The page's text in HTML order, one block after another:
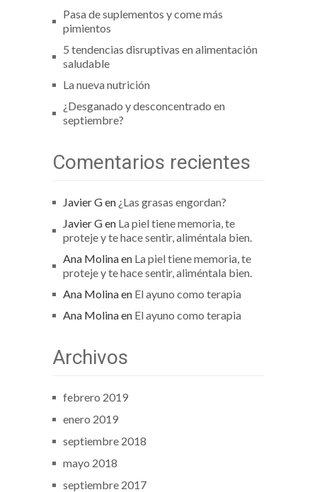
Pasa de suplementos y come más
pimientos
5 tendencias disruptivas en alimentación
saludable
La nueva nutrición
¿Desganado y desconcentrado en
septiembre?
Comentarios recientes
Javier Gen ¿Las grasas engordan?
Javier Gen La piel tiene memoria, te
proteje y te hace sentir, aliméntala bien.
Ana Molinaen La piel tiene memoria, te
proteje y te hace sentir, aliméntala bien.
Ana Molinaen El ayuno como terapia
Ana Molinaen El ayuno como terapia
Archivos
febrero 2019
enero 2019
septiembre 2018
mayo 2018
septiembre 2017